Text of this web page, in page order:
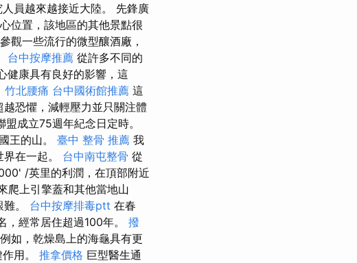
員越來越接近大陸。 先鋒廣
位置，該地區的其他景點很
觀一些流行的微型釀酒廠，
台中按摩推薦 從許多不同的
健康具有良好的影響，這
竹北腰痛 台中國術館推薦 這
恐懼，減輕壓力並只關注體
成立75週年紀念日定時。
王的山。 臺中 整骨 推薦 我
在一起。 台中南屯整骨 從
/英里的利潤，在頂部附近
爬上引擎蓋和其他當地山
。 台中按摩排毒ptt 在春
，經常居住超過100年。 撥
如，乾燥島上的海龜具有更
用。 推拿價格 巨型醫生通